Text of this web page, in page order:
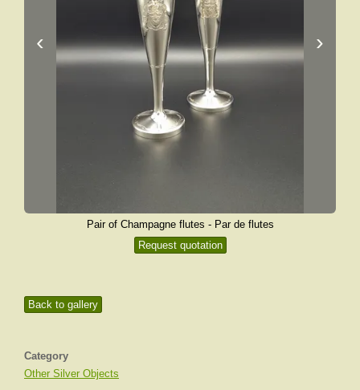
Back to gallery
Category
Other Silver Objects
‹ ›
Pair of Champagne flutes - Par de flutes
Request quotation